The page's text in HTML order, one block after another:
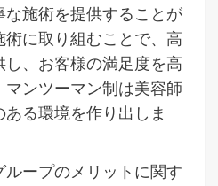
施術を提供することが
に取り組むことで、高
、お客様の満足度を高
ンツーマン制は美容師
る環境を作り出しま
ープのメリットに関す